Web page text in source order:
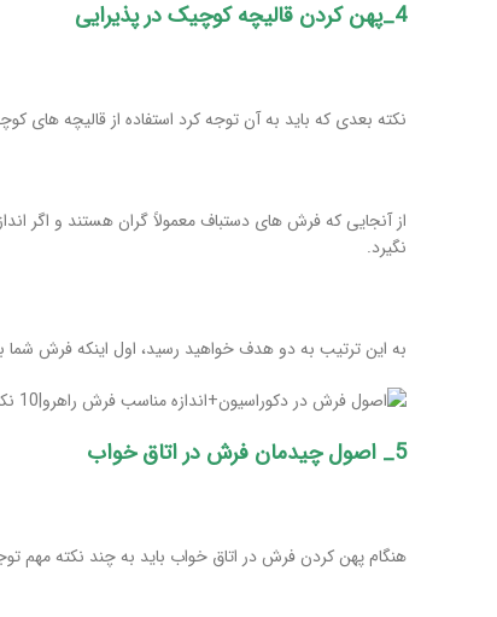
4_پهن کردن قالیچه کوچیک در پذیرایی
نکته بعدی که باید به آن توجه کرد استفاده از قالیچه
از آنجایی که فرش های دستباف معمولاً گران هستند و اگر
نگیرد.
به این ترتیب به دو هدف خواهید رسید، اول اینکه فرش
5_ اصول چیدمان فرش در اتاق خواب
هنگام پهن کردن فرش در اتاق خواب باید به چند نکته مهم